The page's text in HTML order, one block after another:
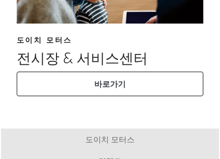
도이치 모터스
전시장 & 서비스센터
바로가기
도이치 모터스